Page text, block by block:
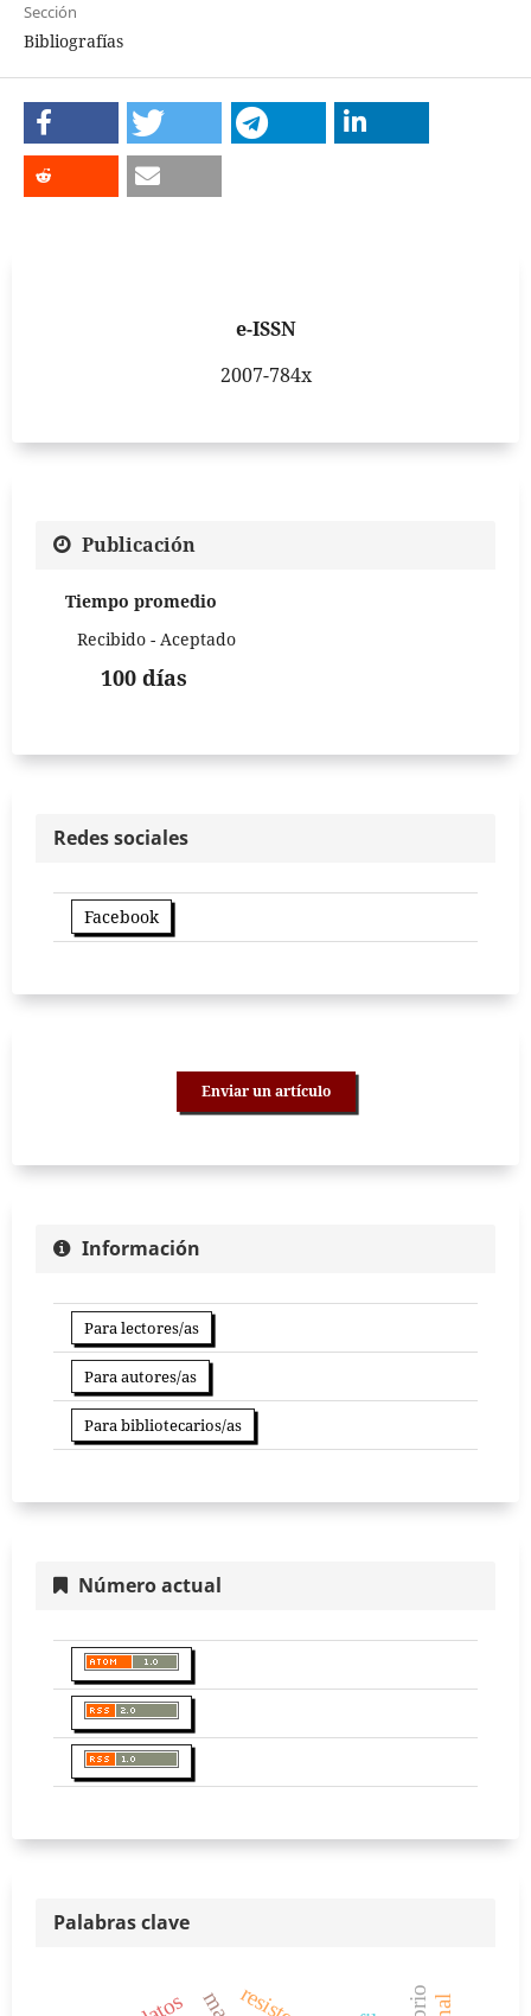
Sección
Bibliografías
e-ISSN
2007-784x
Publicación
Tiempo promedio
Recibido - Aceptado
100 días
Redes sociales
Facebook
Enviar un artículo
Información
Para lectores/as
Para autores/as
Para bibliotecarios/as
Número actual
Palabras clave